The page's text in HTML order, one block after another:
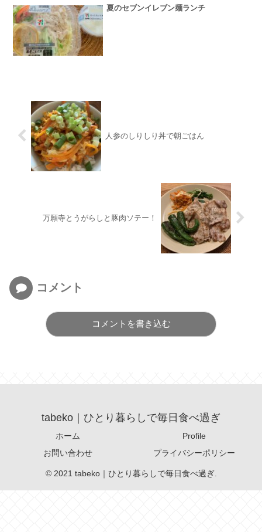
夏のセブンイレブン麺ランチ
人参のしりしり丼で朝ごはん
万願寺とうがらしと豚肉ソテー！
コメント
コメントを書き込む
tabeko｜ひとり暮らしで毎日食べ過ぎ
ホーム
Profile
お問い合わせ
プライバシーポリシー
© 2021 tabeko｜ひとり暮らしで毎日食べ過ぎ.